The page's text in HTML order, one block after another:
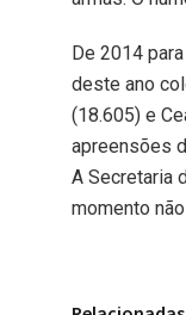
De 2014
deste ano
(18.605) e
apreensões
A Secretaria
momento